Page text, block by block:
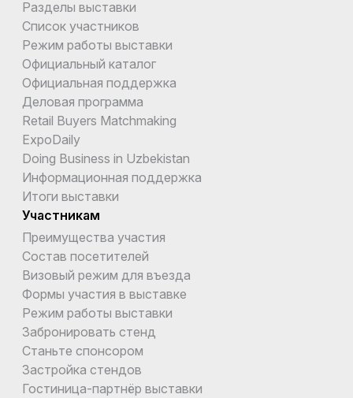
Разделы выставки
Список участников
Режим работы выставки
Официальный каталог
Официальная поддержка
Деловая программа
Retail Buyers Matchmaking
ExpoDaily
Doing Business in Uzbekistan
Информационная поддержка
Итоги выставки
Участникам
Преимущества участия
Состав посетителей
Визовый режим для въезда
Формы участия в выставке
Режим работы выставки
Забронировать стенд
Станьте спонсором
Застройка стендов
Гостиница-партнёр выставки